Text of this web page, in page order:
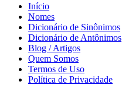
Início
Nomes
Dicionário de Sinônimos
Dicionário de Antônimos
Blog / Artigos
Quem Somos
Termos de Uso
Política de Privacidade